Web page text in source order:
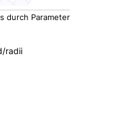
durch Parameter
radii